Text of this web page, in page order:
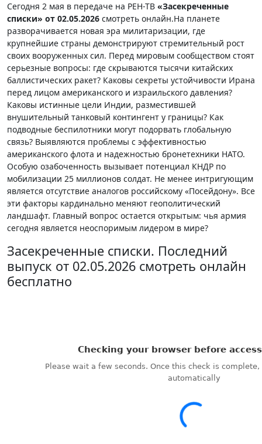
Сегодня 2 мая в передаче на РЕН-ТВ «Засекреченные
списки» от 02.05.2026 смотреть онлайн.На планете
разворачивается новая эра милитаризации, где
крупнейшие страны демонстрируют стремительный рост
своих вооруженных сил. Перед мировым сообществом стоят
серьезные вопросы: где скрываются тысячи китайских
баллистических ракет? Каковы секреты устойчивости Ирана
перед лицом американского и израильского давления?
Каковы истинные цели Индии, разместившей
внушительный танковый контингент у границы? Как
подводные беспилотники могут подорвать глобальную
связь? Выявляются проблемы с эффективностью
американского флота и надежностью бронетехники НАТО.
Особую озабоченность вызывает потенциал КНДР по
мобилизации 25 миллионов солдат. Не менее интригующим
является отсутствие аналогов российскому «Посейдону». Все
эти факторы кардинально меняют геополитический
ландшафт. Главный вопрос остается открытым: чья армия
сегодня является неоспоримым лидером в мире?
Засекреченные списки. Последний
выпуск от 02.05.2026 смотреть онлайн
бесплатно